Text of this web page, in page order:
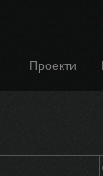
Проекти